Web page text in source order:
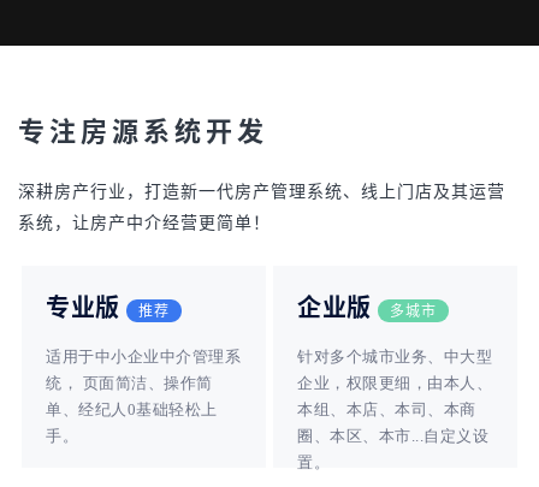
专注房源系统开发
深耕房产行业，打造新一代房产管理系统、线上门店及其运营
系统，让房产中介经营更简单！
专业版 推荐
适用于中小企业中介管理系
统， 页面简洁、操作简
单、经纪人0基础轻松上
手。
企业版 多城市
针对多个城市业务、中大型
企业，权限更细，由本人、
本组、本店、本司、本商
圈、本区、本市...自定义设
置。